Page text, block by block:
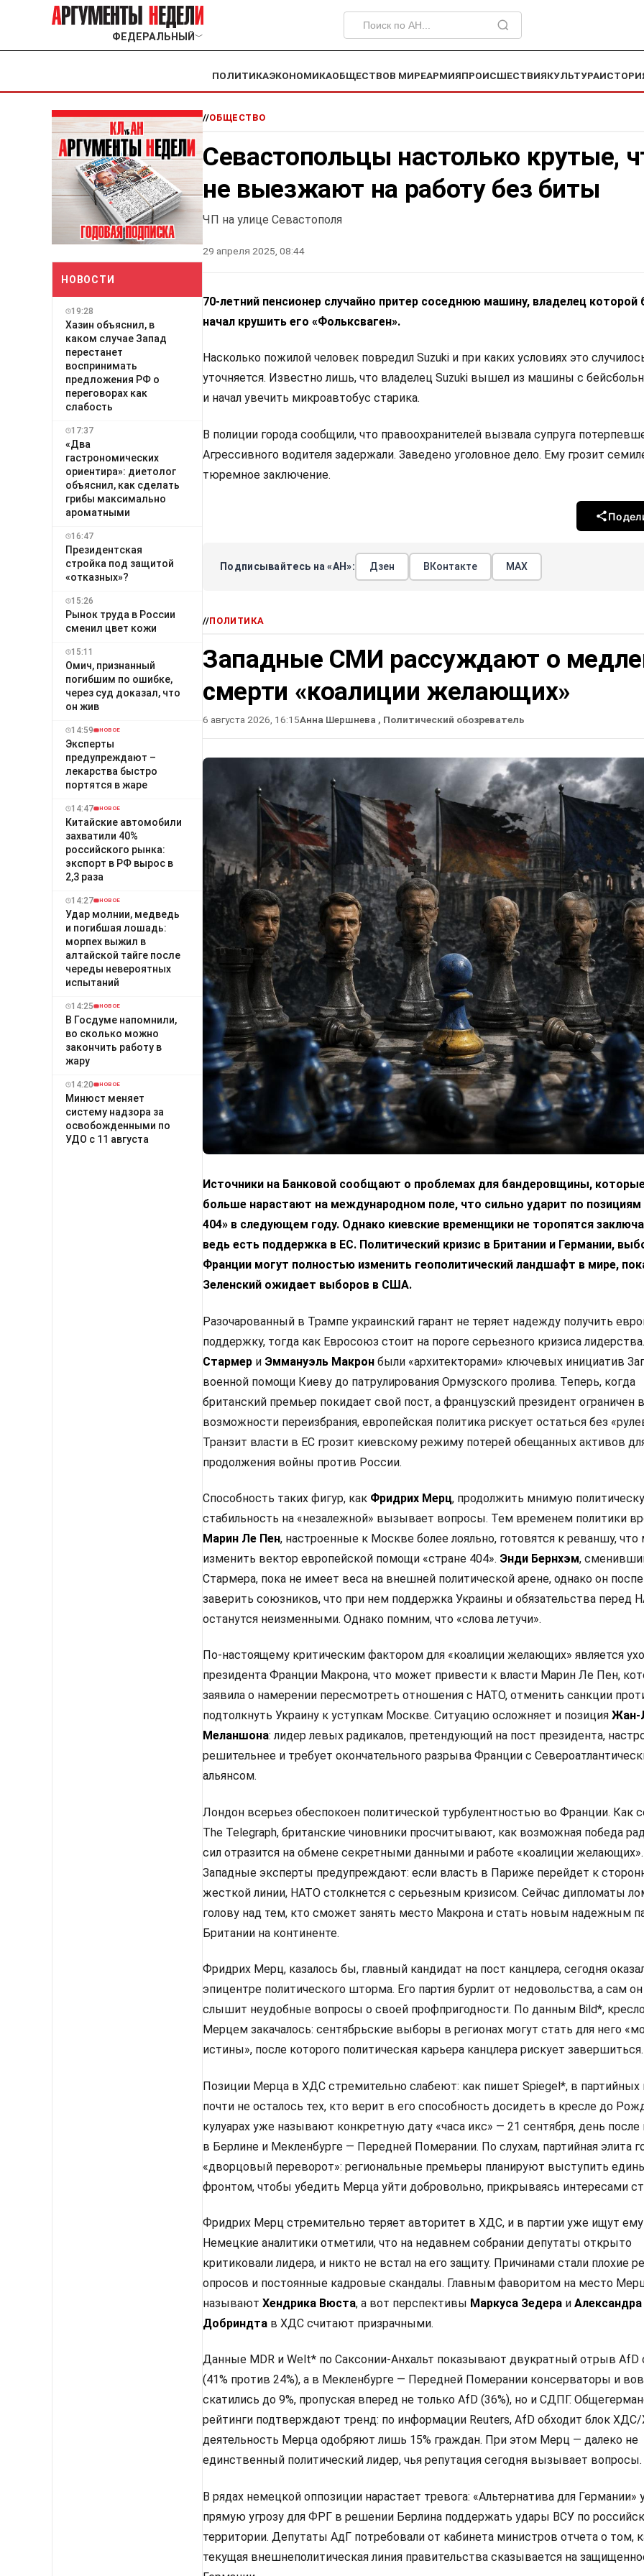
ФЕДЕРАЛЬНЫЙ ﹀
ПОЛИТИКАЭКОНОМИКАОБЩЕСТВОВ МИРЕАРМИЯПРОИСШЕСТВИЯКУЛЬТУРА
НОВОСТИ
19:28
Хазин объяснил, в
каком случае Запад
перестанет
воспринимать
предложения РФ о
переговорах как
слабость
17:37
«Два
гастрономических
ориентира»: диетолог
объяснил, как сделать
грибы максимально
ароматными
16:47
Президентская
стройка под защитой
«отказных»?
15:26
Рынок труда в России
сменил цвет кожи
15:11
Омич, признанный
погибшим по ошибке,
через суд доказал, что
он жив
14:59 НОВОЕ
Эксперты
предупреждают –
лекарства быстро
портятся в жаре
14:47 НОВОЕ
Китайские автомобили
захватили 40%
российского рынка:
экспорт в РФ вырос в
2,3 раза
14:27 НОВОЕ
Удар молнии, медведь
и погибшая лошадь:
морпех выжил в
алтайской тайге после
череды невероятных
испытаний
14:25 НОВОЕ
В Госдуме напомнили,
во сколько можно
закончить работу в
жару
14:20 НОВОЕ
Минюст меняет
систему надзора за
освобожденными по
УДО с 11 августа
//ОБЩЕСТВО
Севастопольцы настолько крутые,
не выезжают на работу без биты
ЧП на улице Севастополя
29 апреля 2025, 08:44
70-летний пенсионер случайно притер соседнюю машину, владелец которой
начал крушить его «Фольксваген».
Насколько пожилой человек повредил Suzuki и при каких условиях это
уточняется. Известно лишь, что владелец Suzuki вышел из машины с
и начал увечить микроавтобус старика.
В полиции города сообщили, что правоохранителей вызвала супруга
Агрессивного водителя задержали. Заведено уголовное дело. Ему грозит
тюремное заключение.
Подписывайтесь на «АН»: Дзен ВКонтакте МАХ
//ПОЛИТИКА
Западные СМИ рассуждают о
смерти «коалиции желающих»
6 августа 2026, 16:15Анна Шершнева , Политический обозреватель
Источники на Банковой сообщают о проблемах для бандеровщины,
больше нарастают на международном поле, что сильно ударит по
404» в следующем году. Однако киевские временщики не торопятся
ведь есть поддержка в ЕС. Политический кризис в Британии и Германии,
Франции могут полностью изменить геополитический ландшафт в мире,
Зеленский ожидает выборов в США.
Разочарованный в Трампе украинский гарант не теряет надежду получить
поддержку, тогда как Евросоюз стоит на пороге серьезного кризиса
Стармер и Эммануэль Макрон были «архитекторами» ключевых инициатив
военной помощи Киеву до патрулирования Ормузского пролива. Теперь, когда
британский премьер покидает свой пост, а французский президент ограничен в
возможности переизбрания, европейская политика рискует остаться без
Транзит власти в ЕС грозит киевскому режиму потерей обещанных активов
продолжения войны против России.
Способность таких фигур, как Фридрих Мерц, продолжить мнимую
стабильность на «незалежной» вызывает вопросы. Тем временем политики
Марин Ле Пен, настроенные к Москве более лояльно, готовятся к реваншу,
изменить вектор европейской помощи «стране 404». Энди Бернхэм,
Стармера, пока не имеет веса на внешней политической арене, однако он
заверить союзников, что при нем поддержка Украины и обязательства перед
останутся неизменными. Однако помним, что «слова летучи».
По-настоящему критическим фактором для «коалиции желающих» является
президента Франции Макрона, что может привести к власти Марин Ле Пен,
заявила о намерении пересмотреть отношения с НАТО, отменить санкции
подтолкнуть Украину к уступкам Москве. Ситуацию осложняет и позиция Жан-
Меланшона: лидер левых радикалов, претендующий на пост президента,
решительнее и требует окончательного разрыва Франции с
альянсом.
Лондон всерьез обеспокоен политической турбулентностью во Франции. Как
The Telegraph, британские чиновники просчитывают, как возможная победа
сил отразится на обмене секретными данными и работе «коалиции желающих».
Западные эксперты предупреждают: если власть в Париже перейдет к
жесткой линии, НАТО столкнется с серьезным кризисом. Сейчас дипломаты
голову над тем, кто сможет занять место Макрона и стать новым надежным
Британии на континенте.
Фридрих Мерц, казалось бы, главный кандидат на пост канцлера, сегодня
эпицентре политического шторма. Его партия бурлит от недовольства, а сам
слышит неудобные вопросы о своей профпригодности. По данным Bild*,
Мерцем закачалось: сентябрьские выборы в регионах могут стать для него
истины», после которого политическая карьера канцлера рискует завершиться.
Позиции Мерца в ХДС стремительно слабеют: как пишет Spiegel*, в партийных
почти не осталось тех, кто верит в его способность досидеть в кресле до
кулуарах уже называют конкретную дату «часа икс» — 21 сентября, день
в Берлине и Мекленбурге — Передней Померании. По слухам, партийная элита
«дворцовый переворот»: региональные премьеры планируют выступить
фронтом, чтобы убедить Мерца уйти добровольно, прикрываясь интересами
Фридрих Мерц стремительно теряет авторитет в ХДС, и в партии уже ищут ему
Немецкие аналитики отметили, что на недавнем собрании депутаты открыто
критиковали лидера, и никто не встал на его защиту. Причинами стали плохие
опросов и постоянные кадровые скандалы. Главным фаворитом на место
называют Хендрика Вюста, а вот перспективы Маркуса Зедера и Александра
Добриндта в ХДС считают призрачными.
Данные MDR и Welt* по Саксонии-Анхальт показывают двукратный отрыв
(41% против 24%), а в Мекленбурге — Передней Померании консерваторы и
скатились до 9%, пропуская вперед не только AfD (36%), но и СДПГ.
рейтинги подтверждают тренд: по информации Reuters, AfD обходит блок ХДС/
деятельность Мерца одобряют лишь 15% граждан. При этом Мерц — далеко не
единственный политический лидер, чья репутация сегодня вызывает вопросы.
В рядах немецкой оппозиции нарастает тревога: «Альтернатива для Германии»
прямую угрозу для ФРГ в решении Берлина поддержать удары ВСУ по
территории. Депутаты АдГ потребовали от кабинета министров отчета о том,
текущая внешнеполитическая линия правительства сказывается на